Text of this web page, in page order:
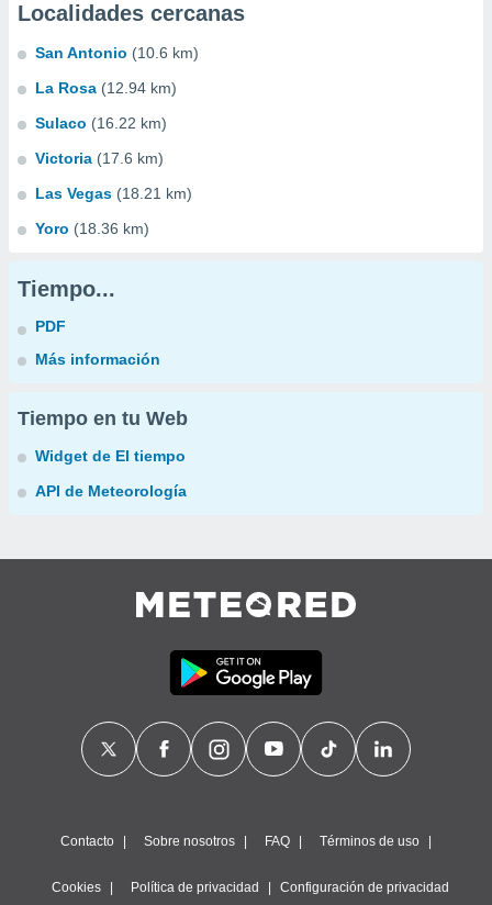
Localidades cercanas
San Antonio (10.6 km)
La Rosa (12.94 km)
Sulaco (16.22 km)
Victoria (17.6 km)
Las Vegas (18.21 km)
Yoro (18.36 km)
Tiempo...
PDF
Más información
Tiempo en tu Web
Widget de El tiempo
API de Meteorología
Contacto Sobre nosotros FAQ Términos de uso
Cookies Política de privacidad Configuración de privacidad